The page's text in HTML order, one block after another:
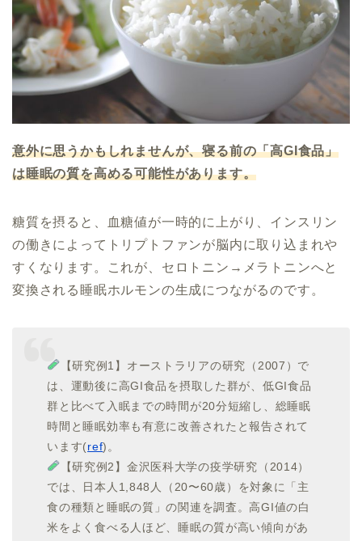
意外に思うかもしれませんが、寝る前の「高GI食品」
は睡眠の質を高める可能性があります。
糖質を摂ると、血糖値が一時的に上がり、インスリン
の働きによってトリプトファンが脳内に取り込まれや
すくなります。これが、セロトニン→メラトニンへと
変換される睡眠ホルモンの生成につながるのです。
【研究例1】オーストラリアの研究（2007）で
は、運動後に高GI食品を摂取した群が、低GI食品
群と比べて入眠までの時間が20分短縮し、総睡眠
時間と睡眠効率も有意に改善されたと報告されて
います(ref)。
【研究例2】金沢医科大学の疫学研究（2014）
では、日本人1,848人（20〜60歳）を対象に「主
食の種類と睡眠の質」の関連を調査。高GI値の白
米をよく食べる人ほど、睡眠の質が高い傾向があ